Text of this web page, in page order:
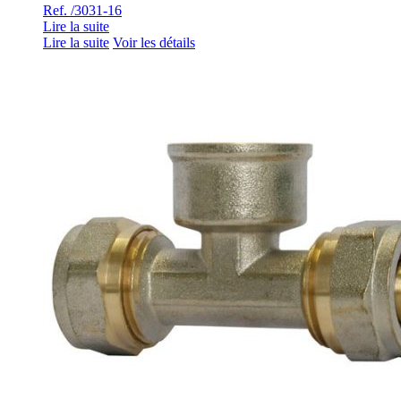
Ref. /3031-16
Lire la suite
Lire la suite Voir les détails